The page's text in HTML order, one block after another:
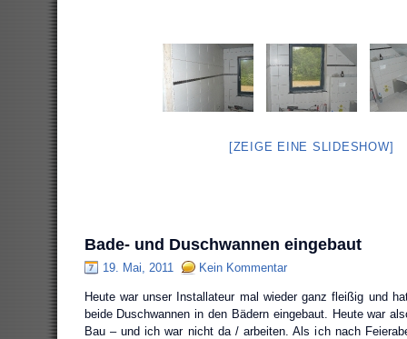
[ZEIGE EINE SLIDESHOW]
Bade- und Duschwannen eingebaut
19. Mai, 2011 Kein Kommentar
Heute war unser Installateur mal wieder ganz fleißig und
beide Duschwannen in den Bädern eingebaut. Heute war
Bau – und ich war nicht da / arbeiten. Als ich nach